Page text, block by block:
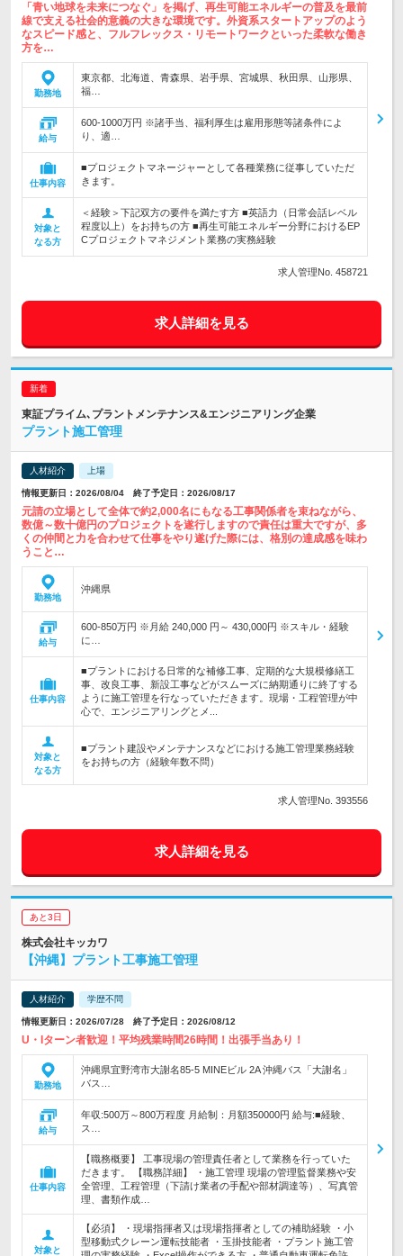
「青い地球を未来につなぐ」を掲げ、再生可能エネルギーの普及を最前
線で支える社会的意義の大きな環境です。外資系スタートアップのよう
なスピード感と、フルフレックス・リモートワークといった柔軟な働き
方を…
勤務地
東京都、北海道、青森県、岩手県、宮城県、秋田県、山形県、
福…
給与
600-1000万円 ※諸手当、福利厚生は雇用形態等諸条件によ
り、適…
仕事内容
■プロジェクトマネージャーとして各種業務に従事していただ
きます。
対象と
なる方
＜経験＞下記双方の要件を満たす方 ■英語力（日常会話レベル
程度以上）をお持ちの方 ■再生可能エネルギー分野におけるEP
Cプロジェクトマネジメント業務の実務経験
求人管理No. 458721
求人詳細を見る
東証プライム､プラントメンテナンス&エンジニアリング企業
プラント施工管理
人材紹介 上場
情報更新日：2026/08/04 終了予定日：2026/08/17
元請の立場として全体で約2,000名にもなる工事関係者を束ねながら、
数億～数十億円のプロジェクトを遂行しますので責任は重大ですが、多
くの仲間と力を合わせて仕事をやり遂げた際には、格別の達成感を味わ
うこと…
勤務地
沖縄県
給与
600-850万円 ※月給 240,000 円～ 430,000円 ※スキル・経験
に…
仕事内容
■プラントにおける日常的な補修工事、定期的な大規模修繕工
事、改良工事、新設工事などがスムーズに納期通りに終了する
ように施工管理を行なっていただきます。現場・工程管理が中
心で、エンジニアリングとメ...
対象と
なる方
■プラント建設やメンテナンスなどにおける施工管理業務経験
をお持ちの方（経験年数不問）
求人管理No. 393556
求人詳細を見る
あと3日
株式会社キッカワ
【沖縄】プラント工事施工管理
人材紹介 学歴不問
情報更新日：2026/07/28 終了予定日：2026/08/12
U・Iターン者歓迎！平均残業時間26時間！出張手当あり！
勤務地
沖縄県宜野湾市大謝名85-5 MINEビル 2A 沖縄バス「大謝名」
バス…
給与
年収:500万～800万程度 月給制：月額350000円 給与:■経験、
ス…
仕事内容
【職務概要】 工事現場の管理責任者として業務を行っていた
だきます。 【職務詳細】 ・施工管理 現場の管理監督業務や安
全管理、工程管理（下請け業者の手配や部材調達等）、写真管
理、書類作成…
対象と
【必須】 ・現場指揮者又は現場指揮者としての補助経験 ・小
型移動式クレーン運転技能者 ・玉掛技能者 ・プラント施工管